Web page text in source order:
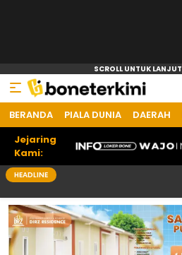
Bone Terkini
Referensi Informasi Terkini
BERANDA PIALA DUNIA DAERAH
Jejaring
Kami:
HEADLINE